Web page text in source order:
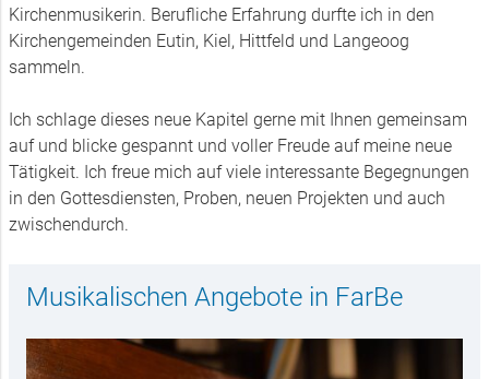
Kirchenmusikerin. Berufliche Erfahrung durfte ich in den
Kirchengemeinden Eutin, Kiel, Hittfeld und Langeoog
sammeln.
Ich schlage dieses neue Kapitel gerne mit Ihnen gemeinsam
auf und blicke gespannt und voller Freude auf meine neue
Tätigkeit. Ich freue mich auf viele interessante Begegnungen
in den Gottesdiensten, Proben, neuen Projekten und auch
zwischendurch.
Musikalischen Angebote in FarBe